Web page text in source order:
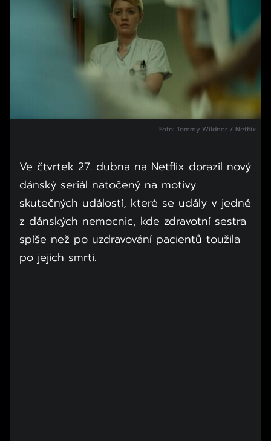
Foto: Tommy Wildner / Netflix
Ve čtvrtek 27. dubna na Netflix dorazil nový
dánský seriál natočený na motivy
skutečných událostí, které se udály v jedné
z dánských nemocnic, kde zdravotní sestra
spíše než po uzdravování pacientů toužila
po jejich smrti.